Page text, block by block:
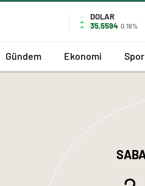
DOLAR
35,5594 0.16%
Gündem Ekonomi Spor